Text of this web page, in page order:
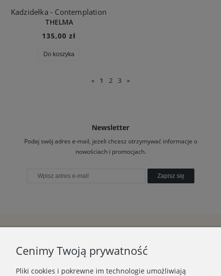
Kadzidełka - Contemplation
THELMA
135,00 zł
Do koszyka
« 1 2 3 »
Newsletter
Podaj swój adres e-mail, jeżeli chcesz otrzymywać informacje o
nowościach i promocjach.
Zapisz się
Cenimy Twoją prywatność
Pliki cookies i pokrewne im technologie umożliwiają